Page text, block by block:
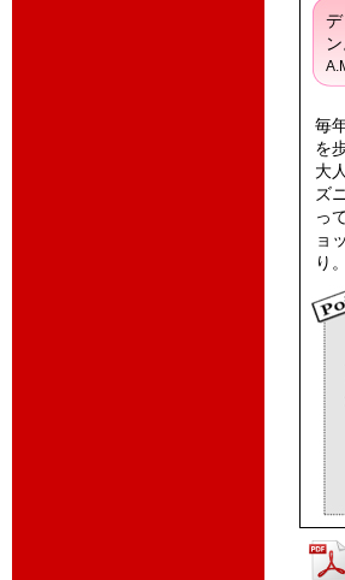
毎
を
大
ズ
っ
ョ
り。